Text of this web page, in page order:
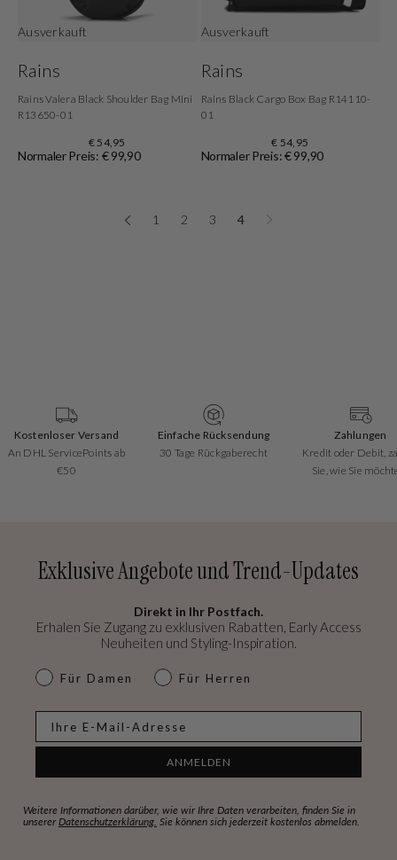
Ausverkauft
Rains
Rains Valera Black Shoulder Bag Mini
R13650-01
€ 54,95
Normaler Preis: € 99,90
Ausverkauft
Rains
Rains Black Cargo Box Bag R14110-
01
€ 54,95
Normaler Preis: € 99,90
1 2 3 4
Kostenloser Versand
An DHL ServicePoints ab
€50
Einfache Rücksendung
30 Tage Rückgaberecht
Zahlungen
Kredit oder Debit,
Sie, wie Sie
Exklusive Angebote und Trend-Updates
Direkt in Ihr Postfach.
Erhalen Sie Zugang zu exklusiven Rabatten, Early Access
Neuheiten und Styling-Inspiration.
dames & heren
Für Damen Für Herren
ANMELDEN
Weitere Informationen darüber, wie wir Ihre Daten verarbeiten, finden Sie in
unserer Datenschutzerklärung. Sie können sich jederzeit kostenlos abmelden.